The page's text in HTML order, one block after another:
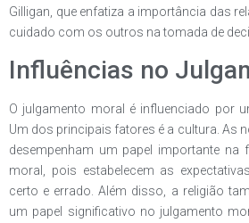
Gilligan, que enfatiza a importância das
cuidado com os outros na tomada de
Influências no
O julgamento moral é influenciado por
Um dos principais fatores é a cultura. As
desempenham um papel importante na
moral, pois estabelecem as
certo e errado. Além disso, a religião
um papel significativo no julgamento